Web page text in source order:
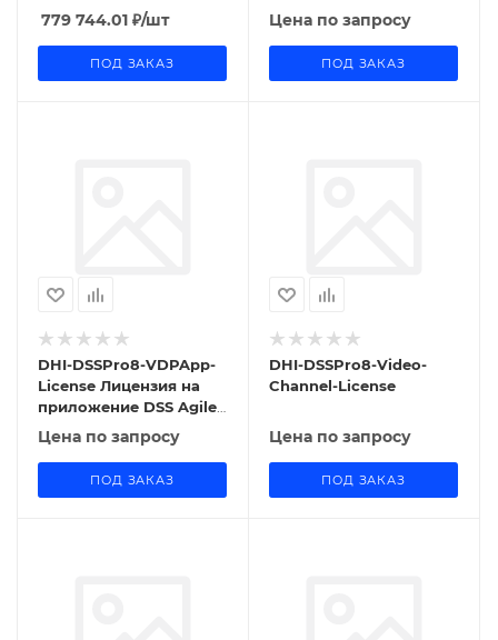
(Матричная система)
779 744.01 ₽/шт
ПОД ЗАКАЗ
домофонию
Цена по запросу
ПОД ЗАКАЗ
DHI-DSSPro8-VDPApp-
License Лицензия на
приложение DSS Agile
VDP для DSS
Professional V8.0.4
Цена по запросу
ПОД ЗАКАЗ
DHI-DSSPro8-Video-
Channel-License
Цена по запросу
ПОД ЗАКАЗ